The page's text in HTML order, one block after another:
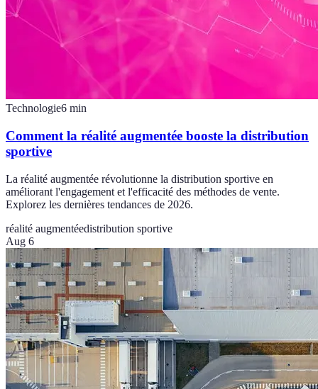
Technologie6 min
Comment la réalité augmentée booste la distribution
sportive
La réalité augmentée révolutionne la distribution sportive en
améliorant l'engagement et l'efficacité des méthodes de vente.
Explorez les dernières tendances de 2026.
réalité augmentéedistribution sportive
Aug 6